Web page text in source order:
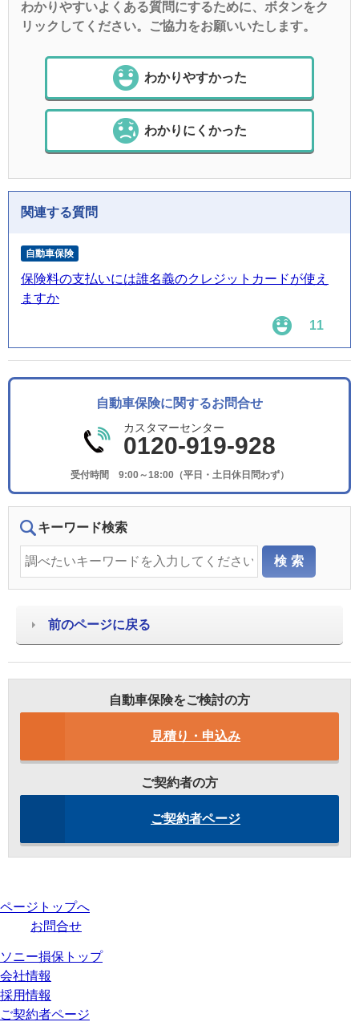
わかりやすいよくある質問にするために、ボタンをク
リックしてください。ご協力をお願いいたします。
わかりやすかった
わかりにくかった
関連する質問
自動車保険
保険料の支払いには誰名義のクレジットカードが使え
ますか
11
自動車保険に関するお問合せ
カスタマーセンター
0120-919-928
受付時間 9:00～18:00（平日・土日休日問わず）
キーワード検索
前のページに戻る
自動車保険をご検討の方
見積り・申込み
ご契約者の方
ご契約者ページ
ページトップへ
お問合せ
ソニー損保トップ
会社情報
採用情報
ご契約者ページ